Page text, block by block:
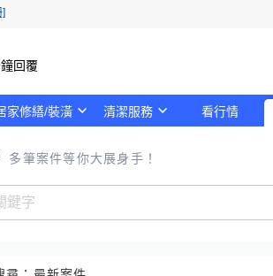
]
回覆
家修繕/裝潢 清潔服務 看行情
多筆案件等你大展身手！